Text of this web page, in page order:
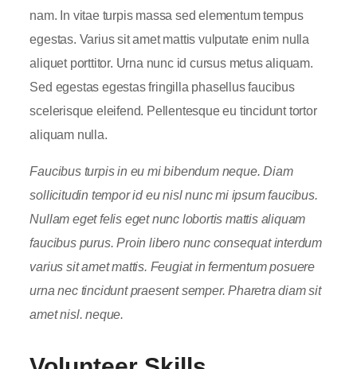
nam. In vitae turpis massa sed elementum tempus
egestas. Varius sit amet mattis vulputate enim nulla
aliquet porttitor. Urna nunc id cursus metus aliquam.
Sed egestas egestas fringilla phasellus faucibus
scelerisque eleifend. Pellentesque eu tincidunt tortor
aliquam nulla.
Faucibus turpis in eu mi bibendum neque. Diam
sollicitudin tempor id eu nisl nunc mi ipsum faucibus.
Nullam eget felis eget nunc lobortis mattis aliquam
faucibus purus. Proin libero nunc consequat interdum
varius sit amet mattis. Feugiat in fermentum posuere
urna nec tincidunt praesent semper. Pharetra diam sit
amet nisl. neque.